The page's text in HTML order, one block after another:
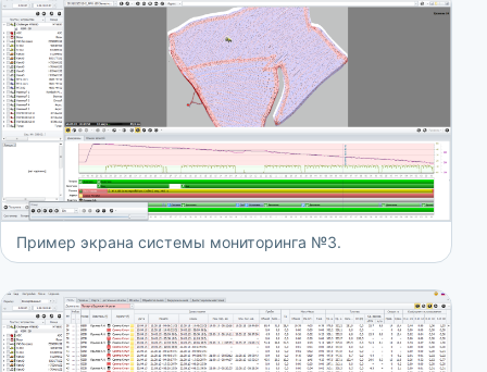
Пример экрана системы мониторинга №3.